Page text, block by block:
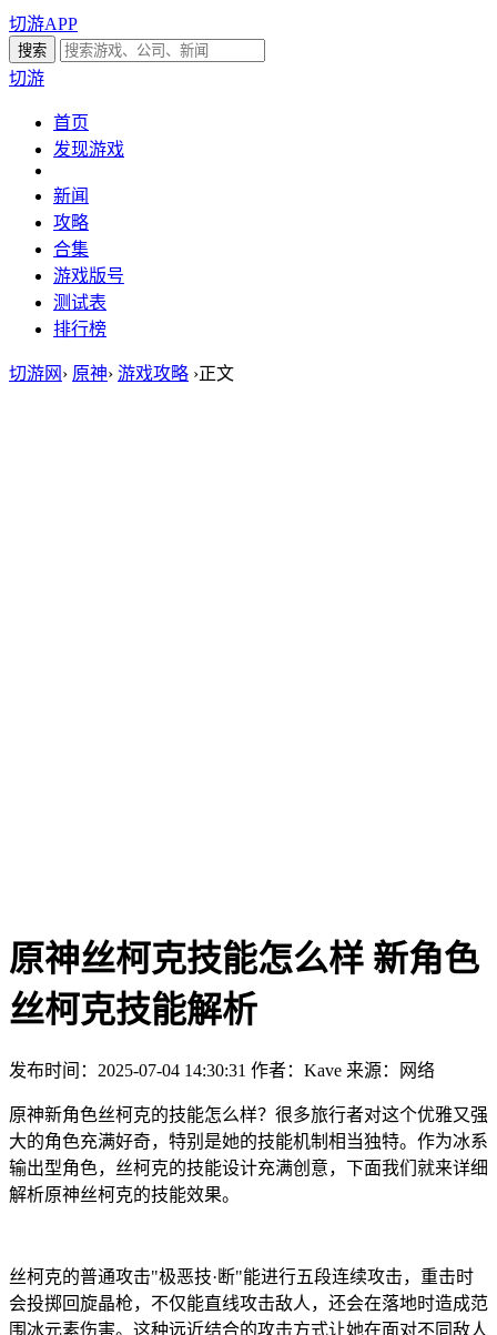
切游APP
切游
首页
发现游戏
新闻
攻略
合集
游戏版号
测试表
排行榜
切游网 › 原神› 游戏攻略 ›正文
原神丝柯克技能怎么样 新角色
丝柯克技能解析
发布时间：2025-07-04 14:30:31 作者：Kave 来源：网络
原神新角色丝柯克的技能怎么样？很多旅行者对这个优雅又强
大的角色充满好奇，特别是她的技能机制相当独特。作为冰系
输出型角色，丝柯克的技能设计充满创意，下面我们就来详细
解析原神丝柯克的技能效果。
丝柯克的普通攻击"极恶技·断"能进行五段连续攻击，重击时
会投掷回旋晶枪，不仅能直线攻击敌人，还会在落地时造成范
围冰元素伤害。这种远近结合的攻击方式让她在面对不同敌人